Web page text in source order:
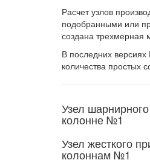
Расчет узлов
подобранными или
создана трехмерная
В последних
количества простых
Узел
колонне №1
Узел жесткого
колоннам №1